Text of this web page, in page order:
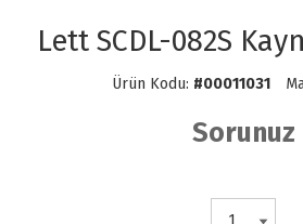
Lett SCDL-082S
Ürün Kodu: #00011031
Sorunuz